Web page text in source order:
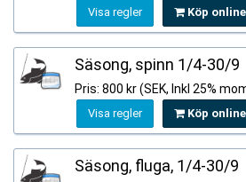
Visa regler Köp
Säsong, spinn 1/4-30/9
Pris: 800 kr (SEK, Inkl 25%
Visa regler Köp
Säsong, fluga, 1/4-30/9